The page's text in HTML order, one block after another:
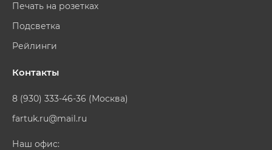
Печать на розетках
Подсветка
Рейлинги
Контакты
8 (930) 333-46-36 (Москва)
fartuk.ru@mail.ru
Наш офис: